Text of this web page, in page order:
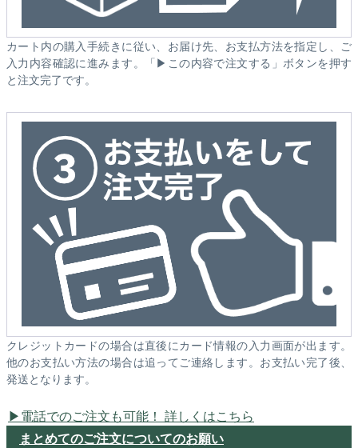
カート内の購入手続きに従い、お届け先、お支払方法を指定し、ご
入力内容確認に進みます。「▶この内容で注文する」ボタンを押す
と注文完了です。
クレジットカードの場合は直後にカード情報の入力画面が出ます。
他のお支払い方法の場合は追ってご連絡します。お支払い完了後、
発送となります。
電話でのご注文も可能！ 詳しくはこちら
まとめてのご注文についてのお願い